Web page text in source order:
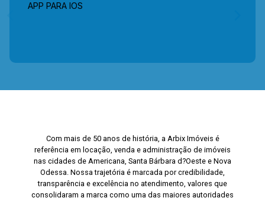
APP PARA IOS
Com mais de 50 anos de história, a Arbix Imóveis é
referência em locação, venda e administração de imóveis
nas cidades de Americana, Santa Bárbara d?Oeste e Nova
Odessa. Nossa trajetória é marcada por credibilidade,
transparência e excelência no atendimento, valores que
consolidaram a marca como uma das maiores autoridades